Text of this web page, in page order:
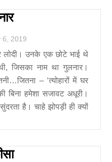
6 2019
लोदी। उनके एक छोटे भाई थे
जिसका नाम था गुलनार।
– ‘त्योहारों में घर
बिना हमेशा सजावट अधूरी।
है। चाहे झोपड़ी ही क्यों